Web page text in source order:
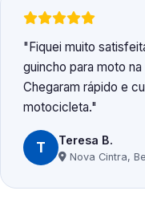
Fiquei muito
guincho para moto
Chegaram rápido e
motocicleta.
T Teresa B.
Nova Cintra,